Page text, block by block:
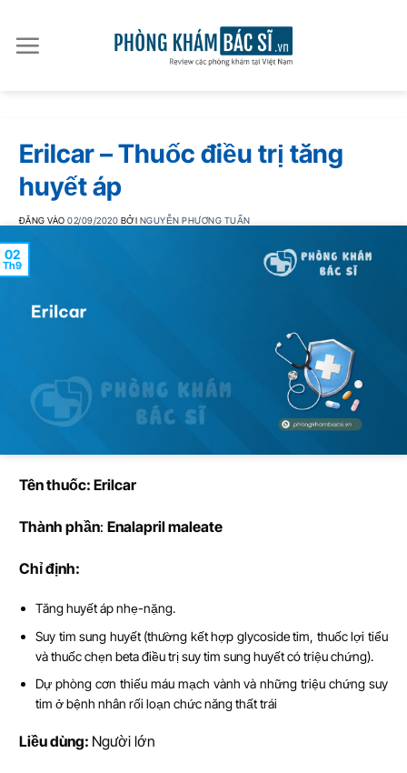
qua
nội
Erilcar – Thuốc điều trị tăng
huyết áp
ĐĂNG VÀO02/09/2020 BỞI NGUYỄN PHƯƠNG TUẤN
02
Th9
Tên thuốc: Erilcar
Thành phần: Enalapril maleate
Chỉđịnh:
Tăng huyết áp nhẹ-nặng.
Suy tim sung huyết (thường kết hợp glycoside tim, thuốc lợi tiểu
và thuốc chẹn beta điều trị suy tim sung huyết có triệu chứng).
Dự phòng cơn thiếu máu mạch vành và những triệu chứng suy
tim ở bệnh nhân rối loạn chức năng thất trái
Liều dùng: Người lớn